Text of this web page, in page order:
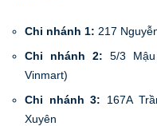
Chi nhánh 1: 217
Chi nhánh 2: 5/3
Vinmart)
Chi nhánh 3: 167A
Xuyên